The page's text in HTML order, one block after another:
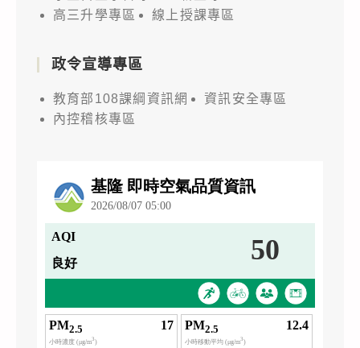
高三升學專區
線上授課專區
政令宣導專區
教育部108課綱資訊網
資訊安全專區
內控稽核專區